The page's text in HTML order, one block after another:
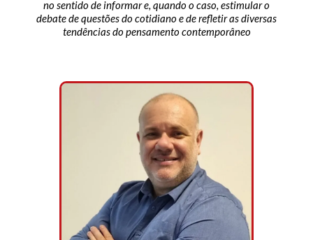
no sentido de informar e, quando o caso, estimular o
debate de questões do cotidiano e de refletir as diversas
tendências do pensamento contemporâneo